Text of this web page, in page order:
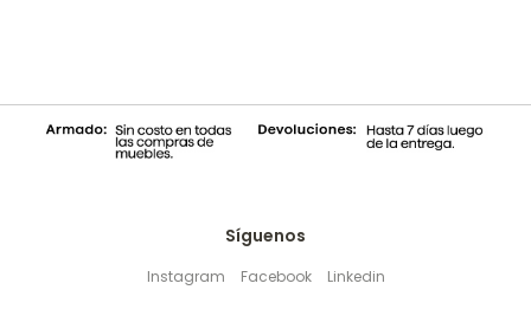
Síguenos
Instagram Facebook Linkedin